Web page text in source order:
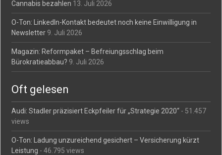
Cannabis bezahlen 13. Juli 2026
O-Ton: LinkedIn-Kontakt bedeutet noch keine Einwilligung in
Newsletter 9. Juli 2026
Magazin: Reformpaket – Befreiungsschlag beim
Bürokratieabbau? 9. Juli 2026
Oft gelesen
Audi: Stadler präzisiert Eckpfeiler für „Strategie 2020“ - 51.457
views
O-Ton: Ladung unzureichend gesichert – Versicherung kürzt
Leistung - 46.795 views